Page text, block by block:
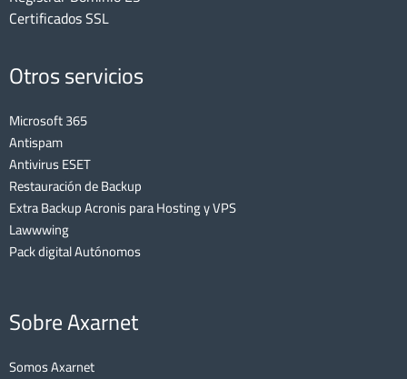
Certificados SSL
Otros servicios
Microsoft 365
Antispam
Antivirus ESET
Restauración de Backup
Extra Backup Acronis para Hosting y VPS
Lawwwing
Pack digital Autónomos
Sobre Axarnet
Somos Axarnet